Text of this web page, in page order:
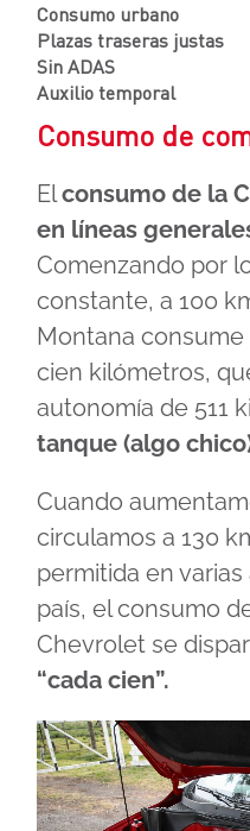
Consumo urbano
Plazas traseras justas
Sin ADAS
Auxilio temporal
Consumo de
Elconsumo de la
en líneas
Comenzando por
constante, a 100
Montana
cien kilómetros,
autonomía de 511
tanque (algo
Cuando
circulamos a 130
permitida en
país, el consumo
Chevrolet se
“cada cien”.